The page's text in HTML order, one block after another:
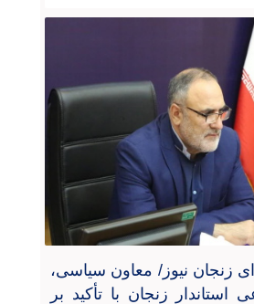
زنجان نیوز/ معاون سیاسی،
استاندار زنجان با تأکید بر